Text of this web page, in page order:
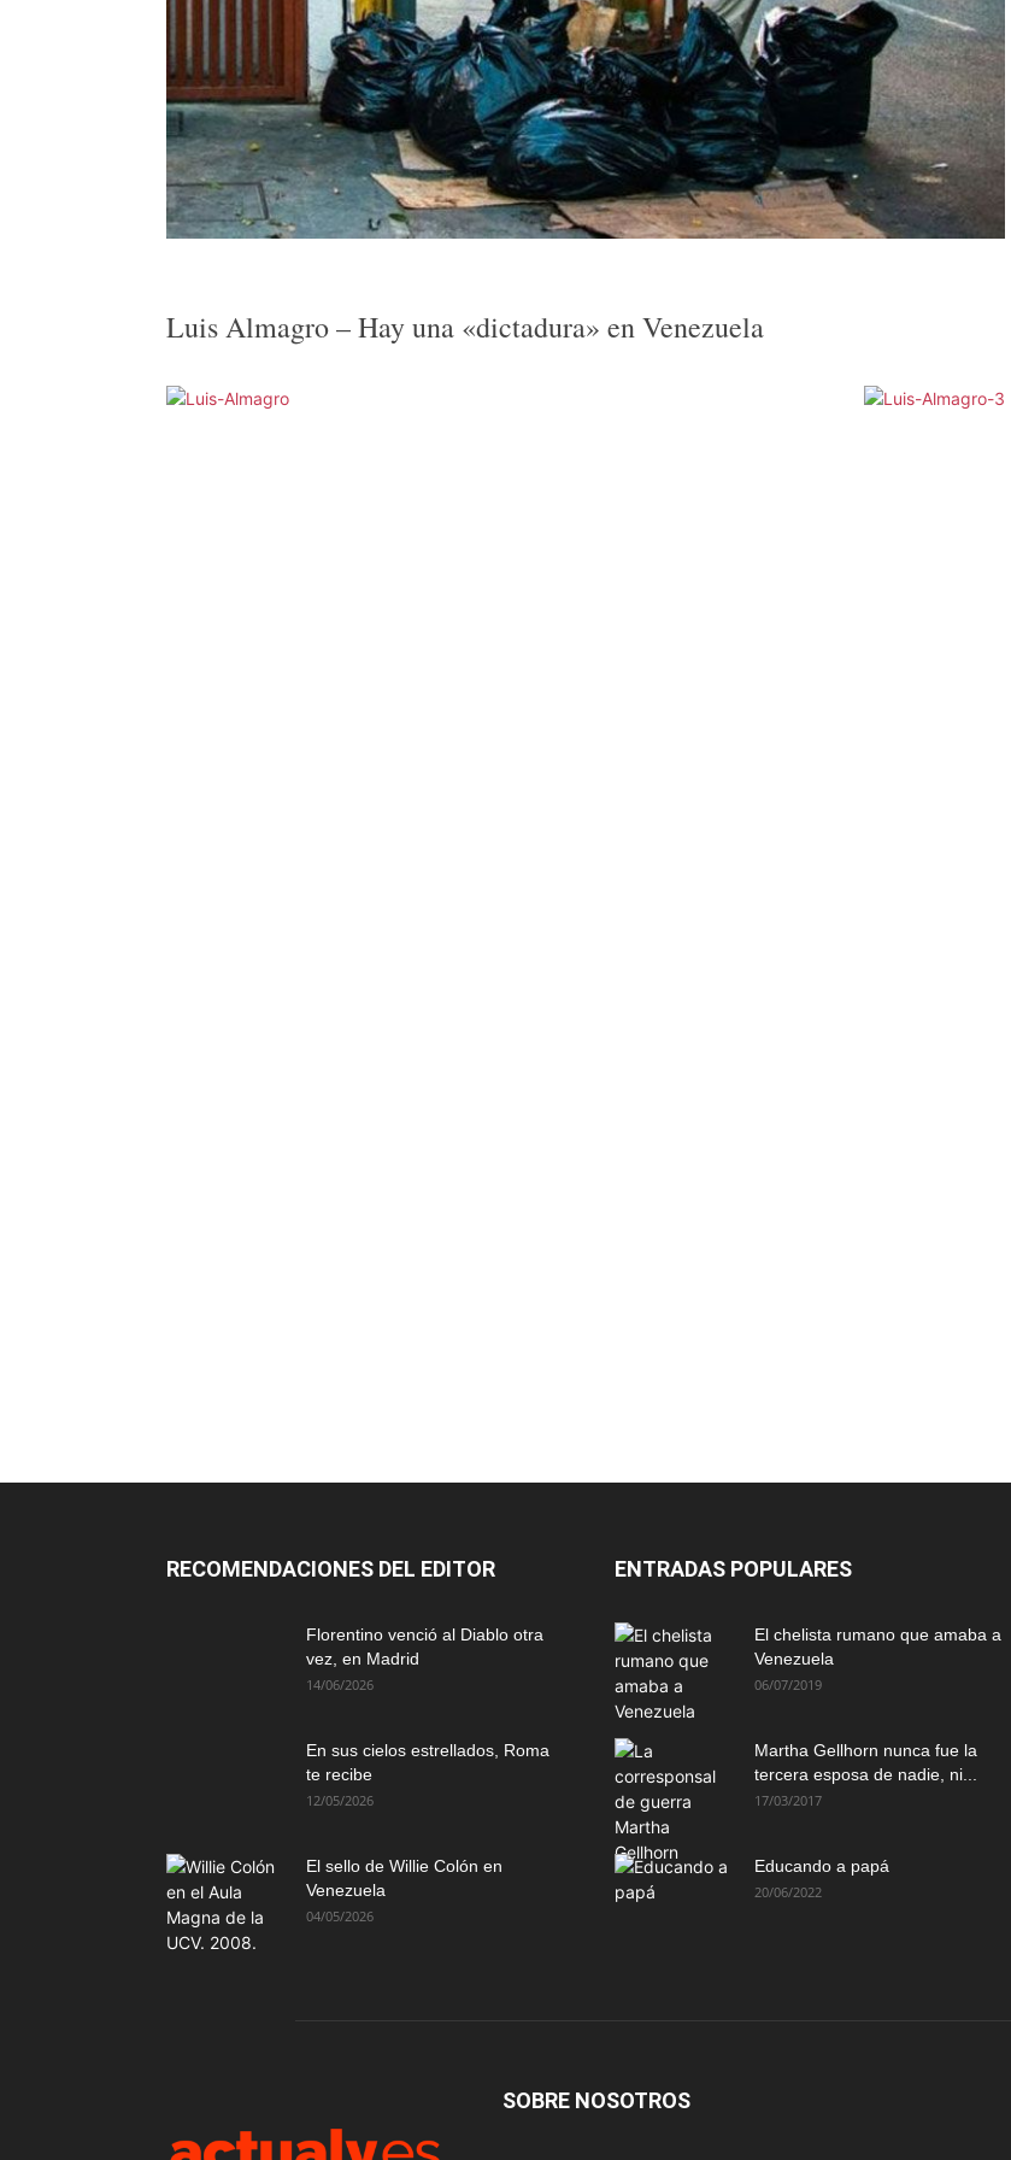
Luis Almagro – Hay una «dictadura» en Venezuela
RECOMENDACIONES DEL EDITOR
Florentino venció al Diablo otra
vez, en Madrid
14/06/2026
En sus cielos estrellados, Roma
te recibe
12/05/2026
El sello de Willie Colón en
Venezuela
04/05/2026
ENTRADAS POPULARES
El chelista rumano que amaba a
Venezuela
06/07/2019
Martha Gellhorn nunca fue la
tercera esposa de nadie, ni...
17/03/2017
Educando a papá
20/06/2022
SOBRE NOSOTROS